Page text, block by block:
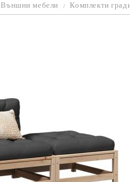
Външни мебели Комплекти